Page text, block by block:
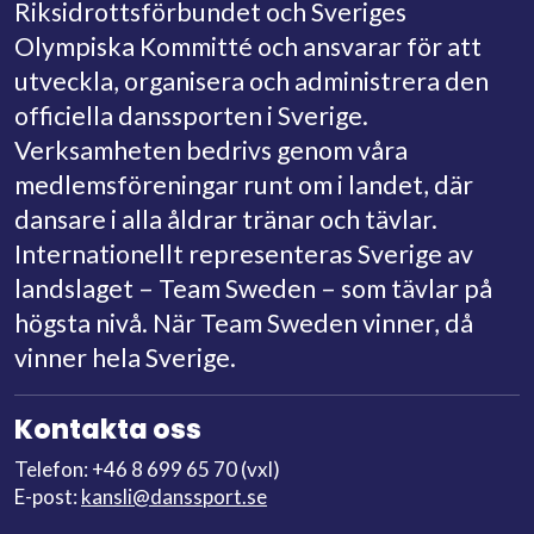
avgivna röster.
Vad som sägs ovan i denna paragraf gäller inte
kommentarer till stadgarna. Sådana utformas och
ändras av förbundsstyrelsen."
Skicka era förslag på stadgeändringar
tillkansli@danssport.se
15 december- Nominering till Årets
Förening
31 december - Medlemsrapportera i enkät
från förbundet, för att ha rösträtt vid
Förbundsmötet 2022
Årsmöteshandlingar
Protokoll FM 2022
Årsbok
Presentation av valberedningens förslag
Motion 1
Motion 2
Föreningar med rösträtt vid FM 2022
Mejl till kansli@danssport.seom du saknar dokument
Riksidrottsförbundet och Sveriges
Olympiska Kommitté och ansvarar för att
utveckla, organisera och administrera den
officiella danssporten i Sverige.
Verksamheten bedrivs genom våra
medlemsföreningar runt om i landet, där
dansare i alla åldrar tränar och tävlar.
Internationellt representeras Sverige av
landslaget – Team Sweden – som tävlar på
högsta nivå. När Team Sweden vinner, då
vinner hela Sverige.
Kontakta oss
Telefon: +46 8 699 65 70 (vxl)
E-post: kansli@danssport.se